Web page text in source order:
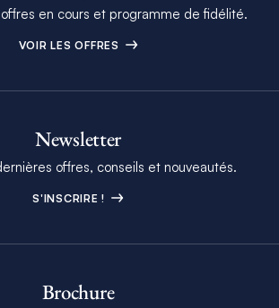
en cours et programme de fidélité.
VOIR LES OFFRES
Newsletter
offres, conseils et nouveautés.
S'INSCRIRE !
Brochure